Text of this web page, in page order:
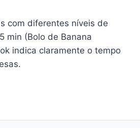
com diferentes níveis de
min (Bolo de Banana
indica claramente o tempo